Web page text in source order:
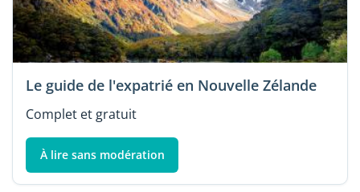
Le guide de l'expatrié en Nouvelle Zélande
Complet et gratuit
À lire sans modération